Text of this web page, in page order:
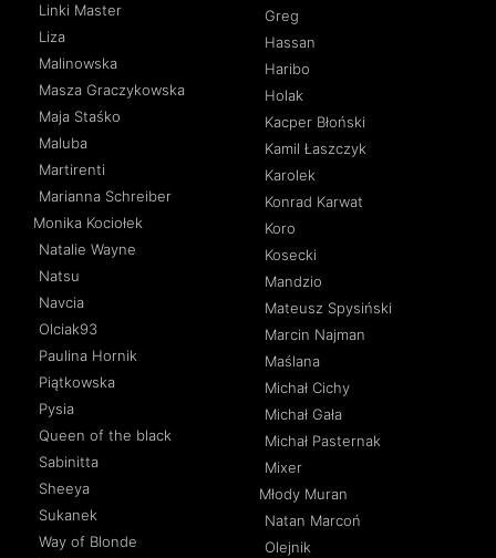
Linki Master
Liza
Malinowska
Masza Graczykowska
Maja Staśko
Maluba
Martirenti
Marianna Schreiber
Monika Kociołek
Natalie Wayne
Natsu
Navcia
Olciak93
Paulina Hornik
Piątkowska
Pysia
Queen of the black
Sabinitta
Sheeya
Sukanek
Way of Blonde
Greg
Hassan
Haribo
Holak
Kacper Błoński
Kamil Łaszczyk
Karolek
Konrad Karwat
Koro
Kosecki
Mandzio
Mateusz Spysiński
Marcin Najman
Maślana
Michał Cichy
Michał Gała
Michał Pasternak
Mixer
Młody Muran
Natan Marcoń
Olejnik